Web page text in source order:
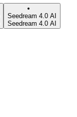
Seedream 4.0 AI
Seedream 4.0 AI